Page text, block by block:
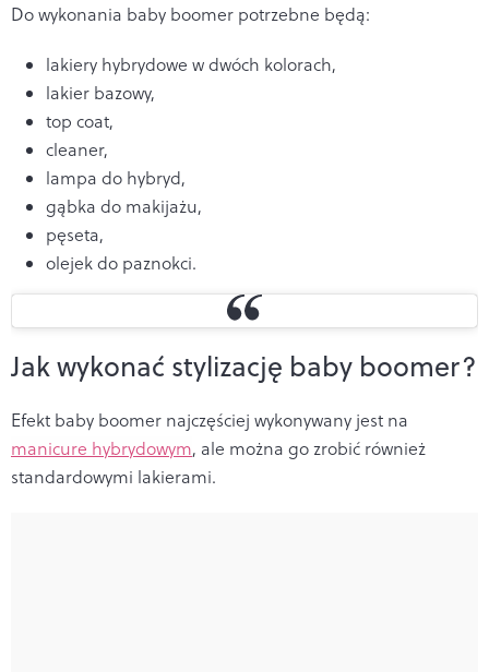
Do wykonania baby boomer potrzebne będą:
lakiery hybrydowe w dwóch kolorach,
lakier bazowy,
top coat,
cleaner,
lampa do hybryd,
gąbka do makijażu,
pęseta,
olejek do paznokci.
Jak wykonać stylizację baby boomer?
Efekt baby boomer najczęściej wykonywany jest na
manicure hybrydowym, ale można go zrobić również
standardowymi lakierami.